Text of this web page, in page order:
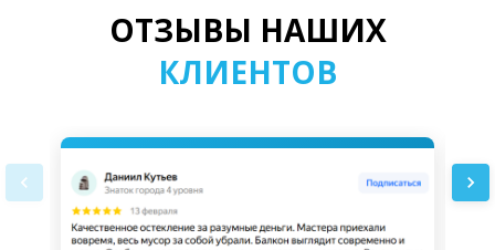
КВАРТИРЫ ПОД КЛЮЧ
ОТЗЫВЫ НАШИХ
КЛИЕНТОВ